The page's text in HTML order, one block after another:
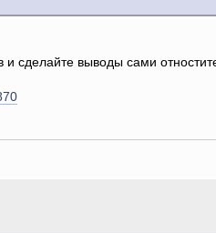
сделайте выводы сами